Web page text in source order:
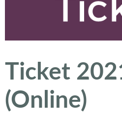
Ticket
(Online)